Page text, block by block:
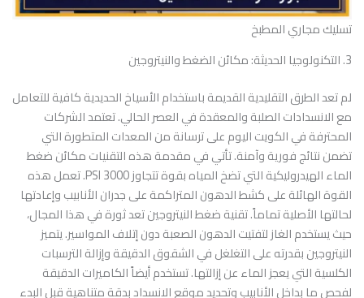
تسليك مجاري المطبخ
3. التكنولوجيا الحديثة: مكائن الضغط والنيتروجين
لم تعد الطرق التقليدية القديمة باستخدام الأسياخ الحديدية كافية للتعامل
مع الانسدادات الصلبة والمعقدة في العصر الحالي. تعتمد الشركات
المحترفة في الكويت اليوم على ترسانة من المعدات المتطورة التي
تضمن نتائج فورية وآمنة. تأتي في مقدمة هذه التقنيات مكائن ضغط
الماء الهيدروليكية التي تضخ المياه بقوة تتجاوز 3000 PSI. تعمل هذه
القوة الهائلة على كشط الدهون المتراكمة على جدران الأنابيب وإعادتها
لحالتها الأصلية تماماً. تقنية ضغط النيتروجين تعد ثورة في هذا المجال،
حيث يستخدم الغاز لتفتيت الدهون الصعبة دون إتلاف المواسير. يتميز
النيتروجين بقدرته على التغلغل في الشقوق الدقيقة وإزالة الترسبات
الكلسية التي يعجز الماء عن إزالتها. تستخدم أيضاً الكاميرات الدقيقة
لفحص ما بداخل الأنابيب وتحديد موقع الانسداد بدقة متناهية قبل البدء